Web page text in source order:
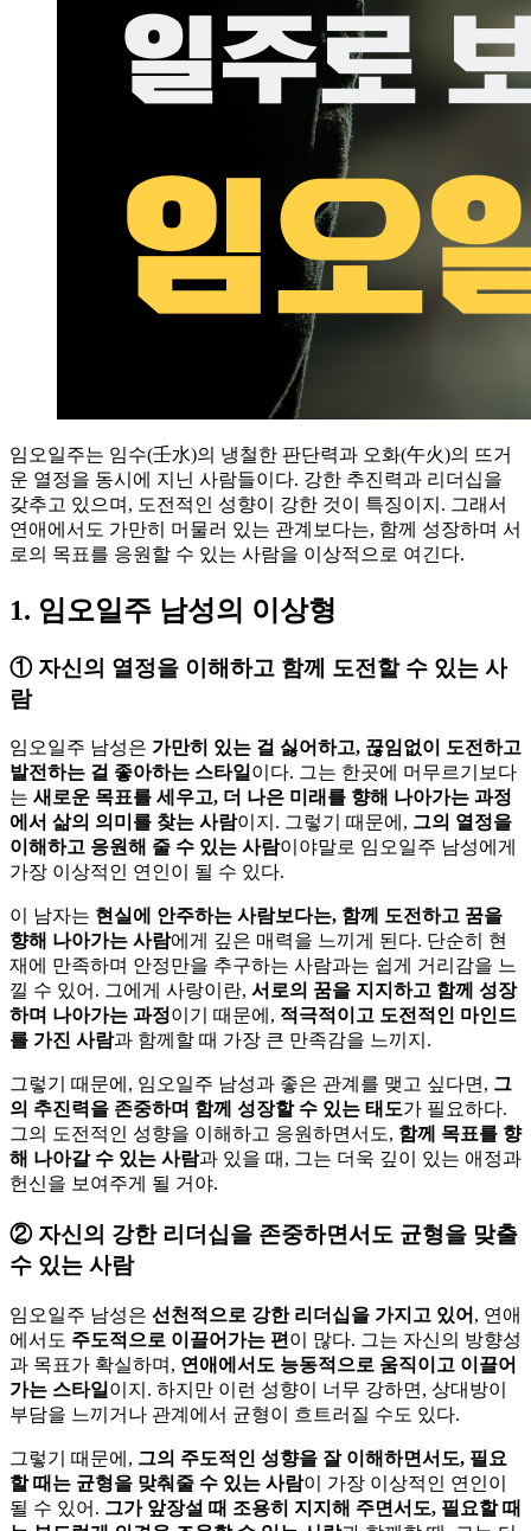
임오일주는 임수(壬水)의 냉철한 판단력과 오화(午火)의 뜨거
운 열정을 동시에 지닌 사람들이다. 강한 추진력과 리더십을
갖추고 있으며, 도전적인 성향이 강한 것이 특징이지. 그래서
연애에서도 가만히 머물러 있는 관계보다는, 함께 성장하며 서
로의 목표를 응원할 수 있는 사람을 이상적으로 여긴다.
1. 임오일주 남성의 이상형
① 자신의 열정을 이해하고 함께 도전할 수 있는 사
람
임오일주 남성은 가만히 있는 걸 싫어하고, 끊임없이 도전하고
발전하는 걸 좋아하는 스타일이다. 그는 한곳에 머무르기보다
는 새로운 목표를 세우고, 더 나은 미래를 향해 나아가는 과정
에서 삶의 의미를 찾는 사람이지. 그렇기 때문에, 그의 열정을
이해하고 응원해 줄 수 있는 사람이야말로 임오일주 남성에게
가장 이상적인 연인이 될 수 있다.
이 남자는 현실에 안주하는 사람보다는, 함께 도전하고 꿈을
향해 나아가는 사람에게 깊은 매력을 느끼게 된다. 단순히 현
재에 만족하며 안정만을 추구하는 사람과는 쉽게 거리감을 느
낄 수 있어. 그에게 사랑이란, 서로의 꿈을 지지하고 함께 성장
하며 나아가는 과정이기 때문에, 적극적이고 도전적인 마인드
를 가진 사람과 함께할 때 가장 큰 만족감을 느끼지.
그렇기 때문에, 임오일주 남성과 좋은 관계를 맺고 싶다면, 그
의 추진력을 존중하며 함께 성장할 수 있는 태도가 필요하다.
그의 도전적인 성향을 이해하고 응원하면서도, 함께 목표를 향
해 나아갈 수 있는 사람과 있을 때, 그는 더욱 깊이 있는 애정과
헌신을 보여주게 될 거야.
② 자신의 강한 리더십을 존중하면서도 균형을 맞출
수 있는 사람
임오일주 남성은 선천적으로 강한 리더십을 가지고 있어 , 연애
에서도 주도적으로 이끌어가는 편 이 많다. 그는 자신의 방향성
과 목표가 확실하며, 연애에서도 능동적으로 움직이고 이끌어
가는 스타일 이지. 하지만 이런 성향이 너무 강하면, 상대방이
부담을 느끼거나 관계에서 균형이 흐트러질 수도 있다.
그렇기 때문에, 그의 주도적인 성향을 잘 이해하면서도, 필요
할 때는 균형을 맞춰줄 수 있는 사람이 가장 이상적인 연인이
될 수 있어. 그가 앞장설 때 조용히 지지해 주면서도, 필요할 때